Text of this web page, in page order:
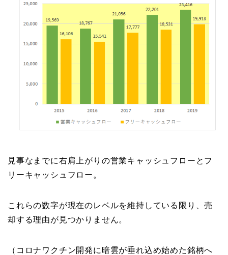
見事なまでに右肩上がりの営業キャッシュフローとフ
リーキャッシュフロー。
これらの数字が現在のレベルを維持している限り、売
却する理由が見つかりません。
（コロナワクチン開発に暗雲が垂れ込め始めた銘柄へ